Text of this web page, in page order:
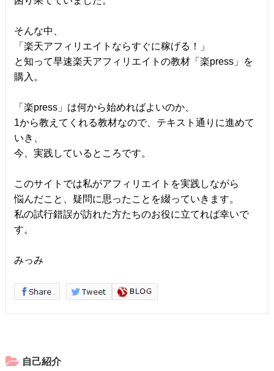
そんな中、
「楽天アフィリエイトならすぐに稼げる！」
と知って早速楽天アフィリエイトの教材「楽press」を
購入。
「楽press」は何から始めればよいのか、
1から教えてくれる教材なので、テキスト通りに進めて
いき、
今、実践しているところです。
このサイトでは私がアフィリエイトを実践しながら
悩んだこと、疑問に思ったことを綴っていきます。
私の試行錯誤が訪れた方たちのお役に立てれば幸いで
す。
みっみ
自己紹介